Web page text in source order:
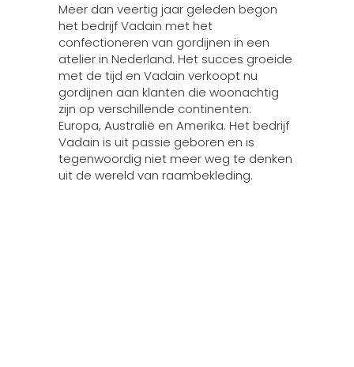
Meer dan veertig jaar geleden begon
het bedrijf Vadain met het
confectioneren van gordijnen in een
atelier in Nederland. Het succes groeide
met de tijd en Vadain verkoopt nu
gordijnen aan klanten die woonachtig
zijn op verschillende continenten:
Europa, Australië en Amerika. Het bedrijf
Vadain is uit passie geboren en is
tegenwoordig niet meer weg te denken
uit de wereld van raambekleding.